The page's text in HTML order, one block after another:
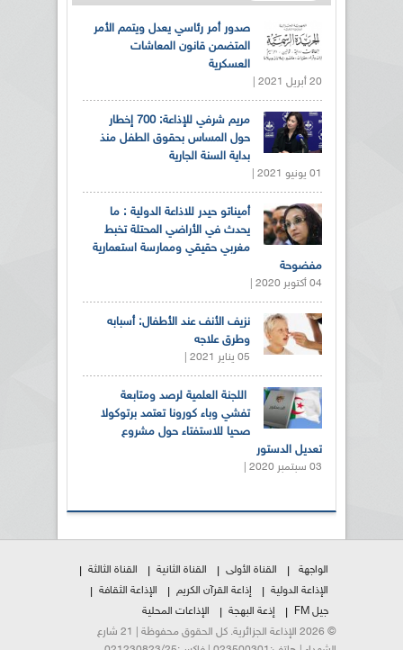
صدور أمر رئاسي يعدل ويتمم الأمر
المتضمن قانون المعاشات
العسكرية
20 أبريل 2021 |
مريم شرفي للإذاعة: 700 إخطار
حول المساس بحقوق الطفل منذ
بداية السنة الجارية
01 يونيو 2021 |
أميناتو حيدر للاذاعة الدولية : ما
يحدث في الأراضي المحتلة تخبط
مغربي حقيقي وممارسة استعمارية
مفضوحة
04 أكتوبر 2020 |
نزيف الأنف عند الأطفال: أسبابه
وطرق علاجه
05 يناير 2021 |
اللجنة العلمية لرصد ومتابعة
تفشي وباء كورونا تعتمد برتوكولا
صحيا للاستفتاء حول مشروع
تعديل الدستور
03 سبتمبر 2020 |
الواجهة القناة الأولى القناة الثانية
القناة الثالثة
الإذاعة الدولية
إذاعة القرآن الكريم
الإذاعة الثقافة
جيل FM
إذعة البهجة
الإذاعات المحلية
© 2026 الإذاعة الجزائرية. كل الحقوق محفوظة | 21 شارع